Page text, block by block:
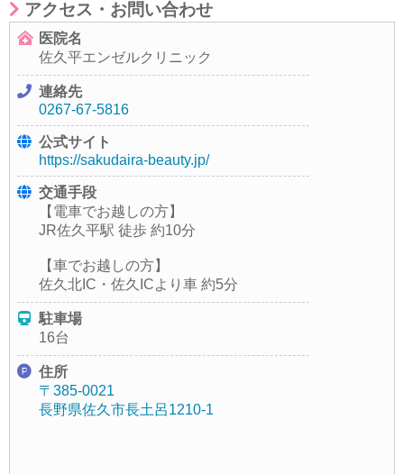
アクセス・お問い合わせ
医院名
佐久平エンゼルクリニック
連絡先
0267-67-5816
公式サイト
https://sakudaira-beauty.jp/
交通手段
【電車でお越しの方】
JR佐久平駅 徒歩 約10分
【車でお越しの方】
佐久北IC・佐久ICより車 約5分
駐車場
16台
住所
〒385-0021
長野県佐久市長土呂1210-1